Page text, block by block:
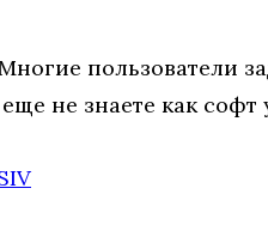
пользователи
не знаете как софт